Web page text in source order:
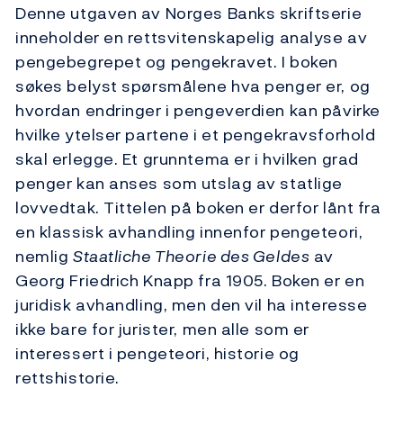
Denne utgaven av Norges Banks skriftserie
inneholder en rettsvitenskapelig analyse av
pengebegrepet og pengekravet. I boken
søkes belyst spørsmålene hva penger er, og
hvordan endringer i pengeverdien kan påvirke
hvilke ytelser partene i et pengekravsforhold
skal erlegge. Et grunntema er i hvilken grad
penger kan anses som utslag av statlige
lovvedtak. Tittelen på boken er derfor lånt fra
en klassisk avhandling innenfor pengeteori,
nemlig Staatliche Theorie des Geldes av
Georg Friedrich Knapp fra 1905. Boken er en
juridisk avhandling, men den vil ha interesse
ikke bare for jurister, men alle som er
interessert i pengeteori, historie og
rettshistorie.